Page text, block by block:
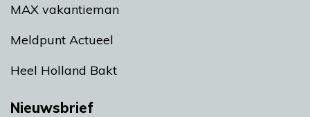
MAX vakantieman
Meldpunt Actueel
Heel Holland Bakt
Nieuwsbrief